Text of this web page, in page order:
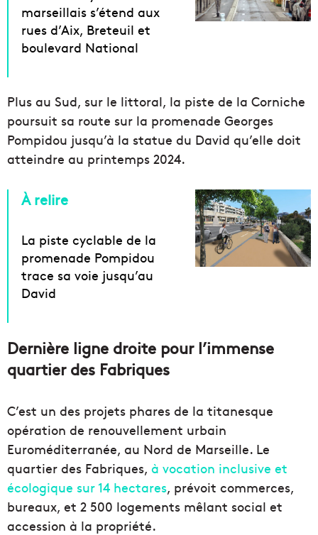
marseillais s’étend aux
rues d’Aix, Breteuil et
boulevard National
Plus au Sud, sur le littoral, la piste de la Corniche
poursuit sa route sur la promenade Georges
Pompidou jusqu’à la statue du David qu’elle doit
atteindre au printemps 2024.
À relire
La piste cyclable de la
promenade Pompidou
trace sa voie jusqu’au
David
Dernière ligne droite pour l’immense
quartier des Fabriques
C’est un des projets phares de la titanesque
opération de renouvellement urbain
Euroméditerranée, au Nord de Marseille. Le
quartier des Fabriques, à vocation inclusive et
écologique sur 14 hectares, prévoit commerces,
bureaux, et 2 500 logements mêlant social et
accession à la propriété.